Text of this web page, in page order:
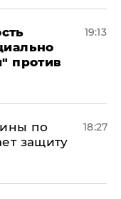
против
19:13
по
защиту
18:27